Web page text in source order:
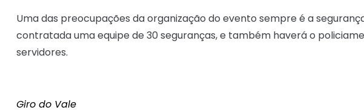
Uma das preocupações da organização do evento sempre é a
contratada uma equipe de 30 seguranças, e também haverá o
servidores.
Giro do Vale